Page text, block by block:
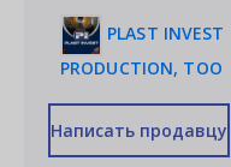
PLAST INVEST
PRODUCTION, ТОО
Написать продавцу